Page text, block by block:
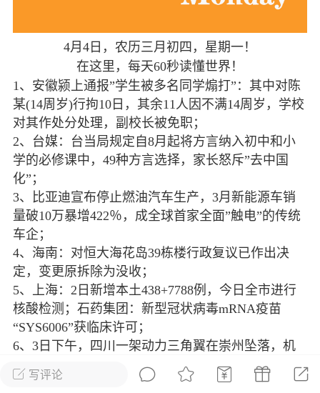
美业357 芯诗妍 卡卡美业
每次200金币
师 小熊水光
爆汗熊
脂
建术
DRYY面膜 微晶溶斑术
爆款平台 Lv.8 靓号
加盟商
26 23:18
电脑端 美业资讯
闪充小白罐
本/双效闪充，养出紧致小白脸！一、项
充小白罐 = 闪充大白肌（仪器）× 草本
产品）×极光嫩肤啫喱（产品）这是一套
护...写评论
4月4日，农历三月初四，星期一！
在这里，每天60秒读懂世界！
1、安徽颍上通报”学生被多名同学煽打”：其中对陈
某(14周岁)行拘10日，其余11人因不满14周岁，学校
对其作处分处理，副校长被免职；
2、台媒：台当局规定自8月起将方言纳入初中和小
学的必修课中，49种方言选择，家长怒斥”去中国
化”；
3、比亚迪宣布停止燃油汽车生产，3月新能源车销
量破10万暴增422％，成全球首家全面”触电”的传统
车企；
4、海南：对恒大海花岛39栋楼行政复议已作出决
定，变更原拆除为没收；
5、上海：2日新增本土438+7788例，今日全市进行
核酸检测；石药集团：新型冠状病毒mRNA疫苗
“SYS6006”获临床许可；
6、3日下午，四川一架动力三角翼在崇州坠落，机
7、斯里兰卡骚乱延宕：政府当地3日宣布关闭社交